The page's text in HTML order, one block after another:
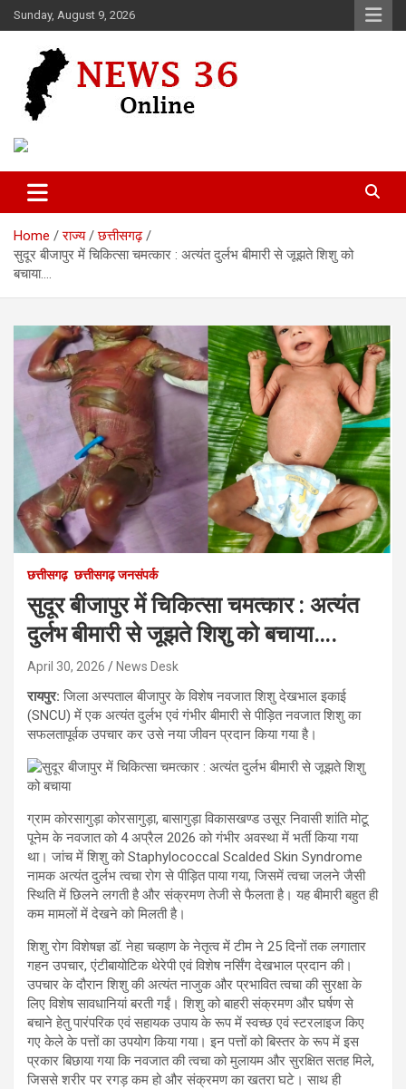
Skip
to
Sunday, August 9, 2026
News 36
Home राज्य
छत्तीसगढ़
सुदूर बीजापुर में चिकित्सा चमत्कार : अत्यंत दुर्लभ बीमारी से जूझते शिशु को
बचाया….
छत्तीसगढ़ छत्तीसगढ़ जनसंपर्क
सुदूर बीजापुर में चिकित्सा चमत्कार : अत्यंत
दुर्लभ बीमारी से जूझते शिशु को बचाया….
April 30, 2026 News Desk
रायपुर:जिला अस्पताल बीजापुर के विशेष नवजात शिशु देखभाल इकाई
(SNCU) में एक अत्यंत दुर्लभ एवं गंभीर बीमारी से पीड़ित नवजात शिशु का
सफलतापूर्वक उपचार कर उसे नया जीवन प्रदान किया गया है।
ग्राम कोरसागुड़ा कोरसागुड़ा, बासागुड़ा विकासखण्ड उसूर निवासी शांति मोटू
पूनेम के नवजात को 4 अप्रैल 2026 को गंभीर अवस्था में भर्ती किया गया
था। जांच में शिशु को Staphylococcal Scalded Skin Syndrome
नामक अत्यंत दुर्लभ त्वचा रोग से पीड़ित पाया गया, जिसमें त्वचा जलने जैसी
स्थिति में छिलने लगती है और संक्रमण तेजी से फैलता है। यह बीमारी बहुत ही
कम मामलों में देखने को मिलती है।
शिशु रोग विशेषज्ञ डॉ. नेहा चव्हाण के नेतृत्व में टीम ने 25 दिनों तक लगातार
गहन उपचार, एंटीबायोटिक थेरेपी एवं विशेष नर्सिंग देखभाल प्रदान की।
उपचार के दौरान शिशु की अत्यंत नाजुक और प्रभावित त्वचा की सुरक्षा के
लिए विशेष सावधानियां बरती गईं। शिशु को बाहरी संक्रमण और घर्षण से
बचाने हेतु पारंपरिक एवं सहायक उपाय के रूप में स्वच्छ एवं स्टरलाइज किए
गए केले के पत्तों का उपयोग किया गया। इन पत्तों को बिस्तर के रूप में इस
प्रकार बिछाया गया कि नवजात की त्वचा को मुलायम और सुरक्षित सतह मिले,
जिससे शरीर पर रगड़ कम हो और संक्रमण का खतरा घटे। साथ ही